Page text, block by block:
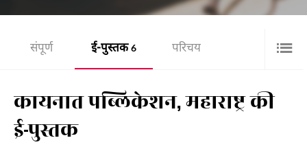
संपूर्ण ई-पुस्तक 6 परिचय
कायनात पब्लिकेशन, महाराष्ट्र की
ई-पुस्तक